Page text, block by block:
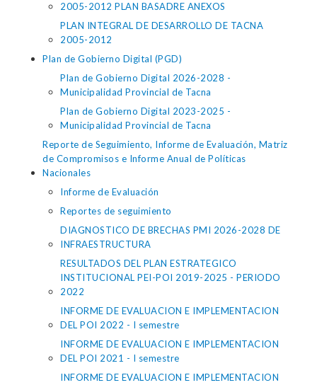
2005-2012 PLAN BASADRE ANEXOS
PLAN INTEGRAL DE DESARROLLO DE TACNA
2005-2012
Plan de Gobierno Digital (PGD)
Plan de Gobierno Digital 2026-2028 -
Municipalidad Provincial de Tacna
Plan de Gobierno Digital 2023-2025 -
Municipalidad Provincial de Tacna
Reporte de Seguimiento, Informe de Evaluación, Matriz
de Compromisos e Informe Anual de Políticas
Nacionales
Informe de Evaluación
Reportes de seguimiento
DIAGNOSTICO DE BRECHAS PMI 2026-2028 DE
INFRAESTRUCTURA
RESULTADOS DEL PLAN ESTRATEGICO
INSTITUCIONAL PEI-POI 2019-2025 - PERIODO
2022
INFORME DE EVALUACION E IMPLEMENTACION
DEL POI 2022 - I semestre
INFORME DE EVALUACION E IMPLEMENTACION
DEL POI 2021 - I semestre
INFORME DE EVALUACION E IMPLEMENTACION